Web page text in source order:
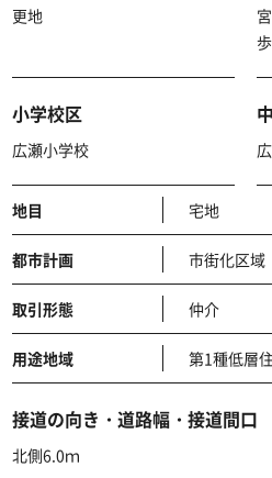
更地
小学校区
広瀬小学校
地目 宅地
都市計画 市街化区域
取引形態 仲介
用途地域 第1種低層
接道の向き・道路幅・接道間口
北側6.0ｍ